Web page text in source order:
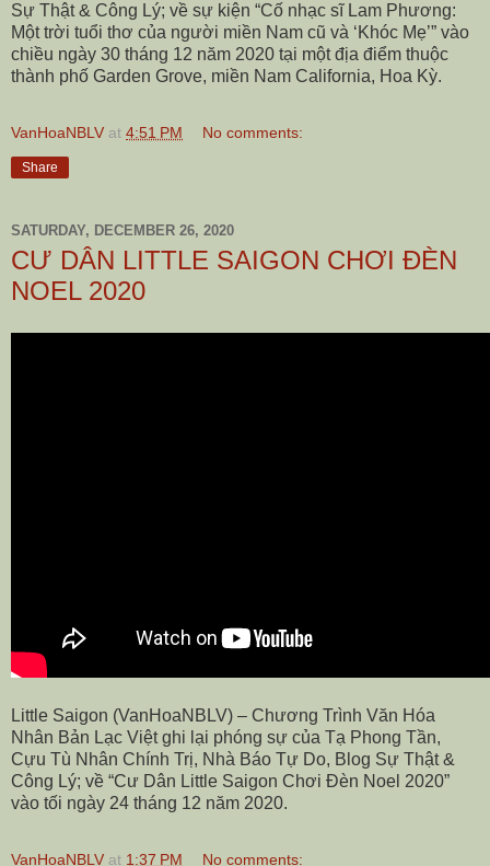
Sự Thật & Công Lý; về sự kiện “Cố nhạc sĩ Lam Phương:
Một trời tuổi thơ của người miền Nam cũ và ‘Khóc Mẹ’” vào
chiều ngày 30 tháng 12 năm 2020 tại một địa điểm thuộc
thành phố Garden Grove, miền Nam California, Hoa Kỳ.
VanHoaNBLV at 4:51 PM No comments:
Share
SATURDAY, DECEMBER 26, 2020
CƯ DÂN LITTLE SAIGON CHƠI ĐÈN
NOEL 2020
Little Saigon (VanHoaNBLV) – Chương Trình Văn Hóa
Nhân Bản Lạc Việt ghi lại phóng sự của Tạ Phong Tần,
Cựu Tù Nhân Chính Trị, Nhà Báo Tự Do, Blog Sự Thật &
Công Lý; về “Cư Dân Little Saigon Chơi Đèn Noel 2020”
vào tối ngày 24 tháng 12 năm 2020.
VanHoaNBLV at 1:37 PM No comments: